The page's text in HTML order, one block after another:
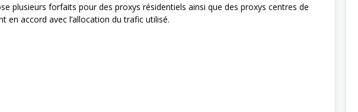
plusieurs forfaits pour des proxys résidentiels ainsi que des proxys centres de
en accord avec l’allocation du trafic utilisé.